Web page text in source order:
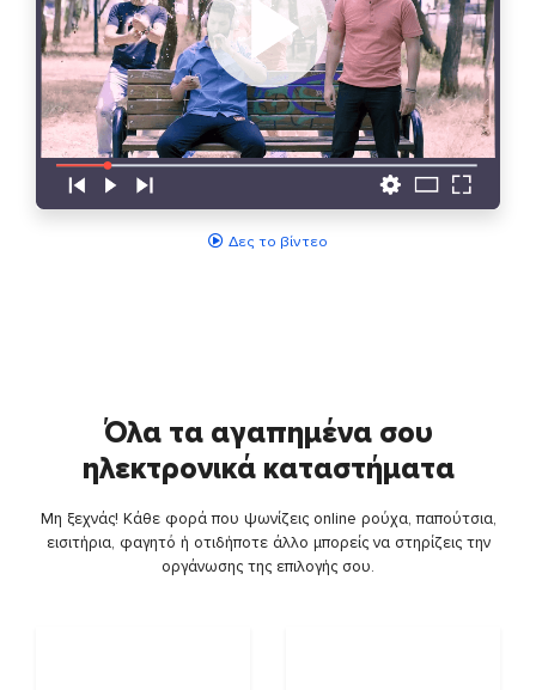
Δες το βίντεο
Όλα τα αγαπημένα σου
ηλεκτρονικά καταστήματα
Μη ξεχνάς! Κάθε φορά που ψωνίζεις online ρούχα, παπούτσια,
εισιτήρια, φαγητό ή οτιδήποτε άλλο μπορείς να στηρίζεις την
οργάνωσης της επιλογής σου.